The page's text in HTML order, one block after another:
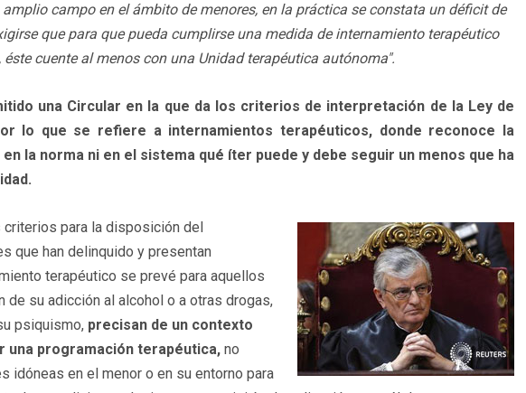
campo en el ámbito de menores, en la práctica se constata un déficit de
que para que pueda cumplirse una medida de internamiento terapéutico
cuente al menos con una Unidad terapéutica autónoma".
una Circular en la que da los criterios de interpretación de la Ley de
lo que se refiere a internamientos terapéuticos, donde reconoce la
la norma ni en el sistema qué íter puede y debe seguir un menos que ha
criterios para la disposición del
que han delinquido y presentan
terapéutico se prevé para aquellos
su adicción al alcohol o a otras drogas,
psiquismo, precisan de un contexto
una programación terapéutica, no
idóneas en el menor o en su entorno para